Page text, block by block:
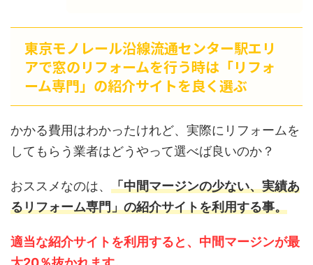
東京モノレール沿線流通センター駅エリ
アで窓のリフォームを行う時は「リフォ
ーム専門」の紹介サイトを良く選ぶ
かかる費用はわかったけれど、実際にリフォームを
してもらう業者はどうやって選べば良いのか？
おススメなのは、 「中間マージンの少ない、実績あ
るリフォーム専門」の紹介サイトを利用する事。
適当な紹介サイトを利用すると、中間マージンが最